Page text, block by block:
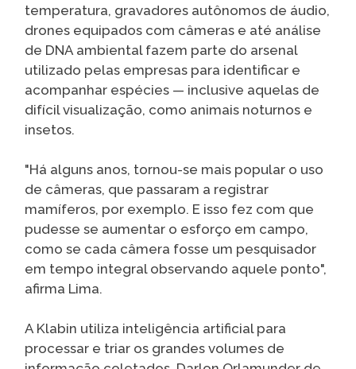
temperatura, gravadores autônomos de áudio,
drones equipados com câmeras e até análise
de DNA ambiental fazem parte do arsenal
utilizado pelas empresas para identificar e
acompanhar espécies — inclusive aquelas de
difícil visualização, como animais noturnos e
insetos.
"Há alguns anos, tornou-se mais popular o uso
de câmeras, que passaram a registrar
mamíferos, por exemplo. E isso fez com que
pudesse se aumentar o esforço em campo,
como se cada câmera fosse um pesquisador
em tempo integral observando aquele ponto",
afirma Lima.
A Klabin utiliza inteligência artificial para
processar e triar os grandes volumes de